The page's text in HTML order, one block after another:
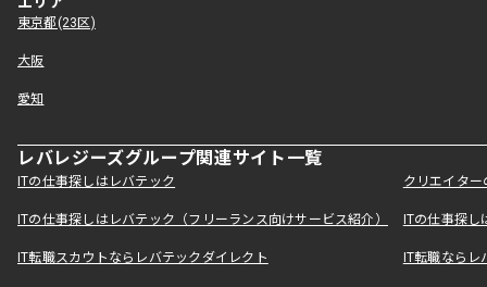
東京都(23区)
大阪
愛知
レバレジーズグループ関連サイト一覧
ITの仕事探しはレバテック クリエイタ
ITの仕事探しはレバテック（フリーランス向けサービス紹介） ITの仕事探
IT転職スカウトならレバテックダイレクト IT転職なら